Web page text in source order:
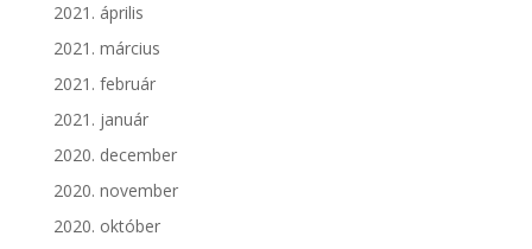
2021. április
2021. március
2021. február
2021. január
2020. december
2020. november
2020. október